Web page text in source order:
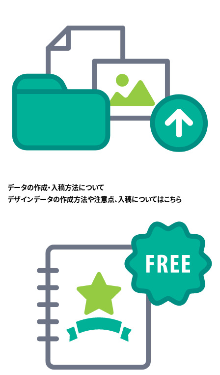
データの作成・入稿方法について
デザインデータの作成方法や注意点、入稿についてはこちら